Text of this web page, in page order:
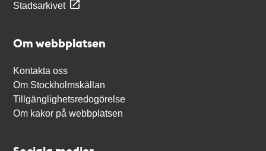
Stadsarkivet
Om webbplatsen
Kontakta oss
Om Stockholmskällan
Tillgänglighetsredogörelse
Om kakor på webbplatsen